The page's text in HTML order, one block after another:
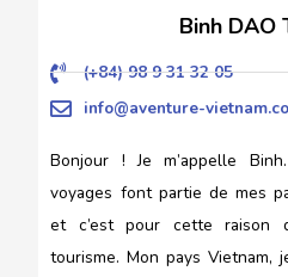
Binh DAO
(+84) 98 9 31 32 05
info@aventure-
Bonjour ! Je m’appelle
voyages font partie de mes
et c’est pour cette raison
tourisme. Mon pays Vietnam,